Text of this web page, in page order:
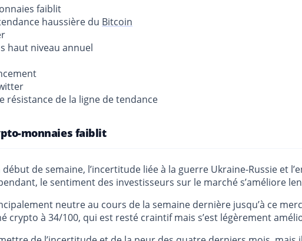
faiblit
haussière du Bitcoin
haut niveau annuel
résistance de la ligne de tendance
monnaies faiblit
de semaine, l’incertitude liée à la guerre Ukraine-Russie et
le sentiment des investisseurs sur le marché s’améliore
neutre au cours de la semaine dernière jusqu’à ce
à 34/100, qui est resté craintif mais s’est légèrement